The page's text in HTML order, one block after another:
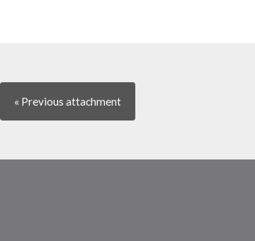
« Previous attachment